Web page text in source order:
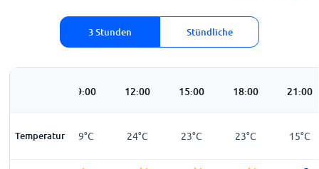
3 Stunden Stündliche
09:00 12:00 15:00 18:00 21:00
Temperatur
13°C 19°C 24°C 23°C 23°C 15°C